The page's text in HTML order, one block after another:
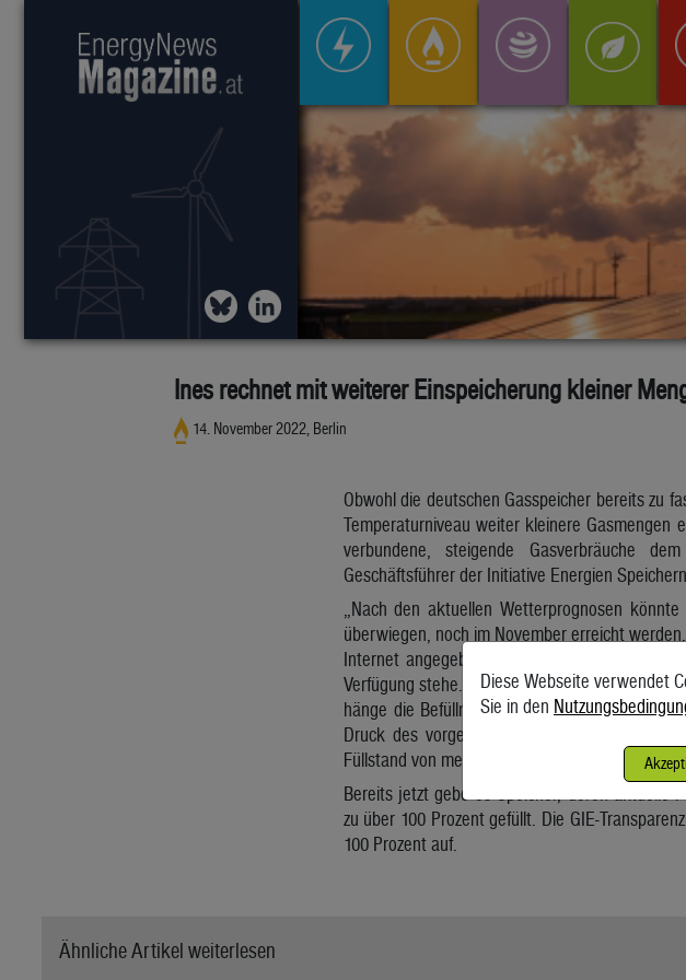
Ines rechnet mit weiterer Einspeicherung kleiner
14. November 2022, Berlin
Obwohl die deutschen Gasspeicher bereits zu
Temperaturniveau weiter kleinere Gasmengen
verbundene, steigende Gasverbräuche
Geschäftsführer der Initiative Energien
„Nach den aktuellen Wetterprognosen
überwiegen, noch im November erreicht
Internet angegebene maximale
Verfügung stehe. „Gasspeicher sind nicht mit
hänge die Befüllmöglichkeit von
Druck des vorgelagerten Gasnetzes ab.
Füllstand von mehr als 100 Prozent erreichen.“
Bereits jetzt gebe es Speicher, deren aktuelle
zu über 100 Prozent gefüllt. Die GIE-
100 Prozent auf.
Ähnliche Artikel weiterlesen
Diese Webseite verwendet
Sie in den